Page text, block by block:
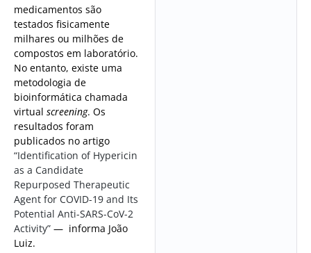
medicamentos são
testados fisicamente
milhares ou milhões de
compostos em laboratório.
No entanto, existe uma
metodologia de
bioinformática chamada
virtual screening. Os
resultados foram
publicados no artigo
“Identification of Hypericin
as a Candidate
Repurposed Therapeutic
Agent for COVID-19 and Its
Potential Anti-SARS-CoV-2
Activity” — informa João
Luiz.